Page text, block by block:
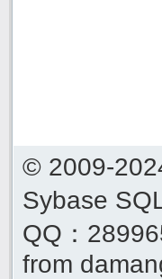
© 2009-
Sybase
QQ：
from